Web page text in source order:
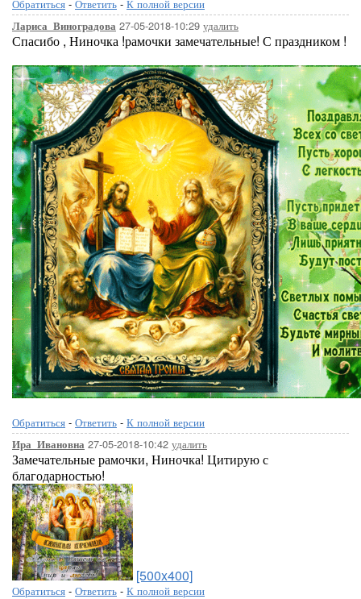
Обратиться - Ответить - К полной версии
Лариса_Виноградова 27-05-2018-10:29 удалить
Спасибо , Ниночка !рамочки замечательные! С праздником !
Обратиться - Ответить - К полной версии
Ира_Ивановна 27-05-2018-10:42 удалить
Замечательные рамочки, Ниночка! Цитирую с
благодарностью!
[500x400]
Обратиться - Ответить - К полной версии